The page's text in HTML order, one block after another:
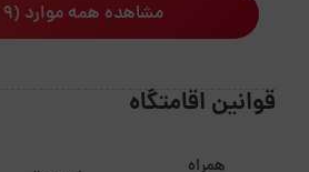
مشاهده همه موارد (9 مورد)
قوانین اقامتگاه